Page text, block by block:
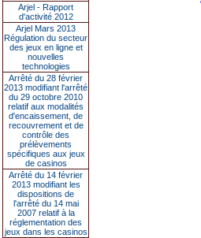
Arjel - Rapport
d'activité 2012
Arjel Mars 2013
Régulation du secteur
des jeux en ligne et
nouvelles
technologies
Arrêté du 28 février
2013 modifiant l'arrêté
du 29 octobre 2010
relatif aux modalités
d'encaissement, de
recouvrement et de
contrôle des
prélèvements
spécifiques aux jeux
de casinos
Arrêté du 14 février
2013 modifiant les
dispositions de
l'arrêté du 14 mai
2007 relatif à la
réglementation des
jeux dans les casinos